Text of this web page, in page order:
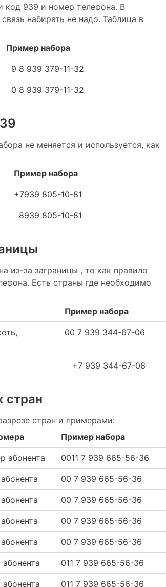
код 939 и номер телефона. В
набирать не надо. Таблица в
Пример набора
9 8 939 379-11-32
0 8 939 379-11-32
не меняется и используется, как
Пример набора
+7939 805-10-81
8939 805-10-81
из-за заграницы , то как правило
Есть страны где необходимо
Пример набора
00 7 939 344-67-06
+7 939 344-67-06
стран
стран и примерами:
Пример набора
абонента 0011 7 939 665-56-36
00 7 939 665-56-36
00 7 939 665-56-36
00 7 939 665-56-36
00 7 939 665-56-36
011 7 939 665-56-36
011 7 939 665-56-36